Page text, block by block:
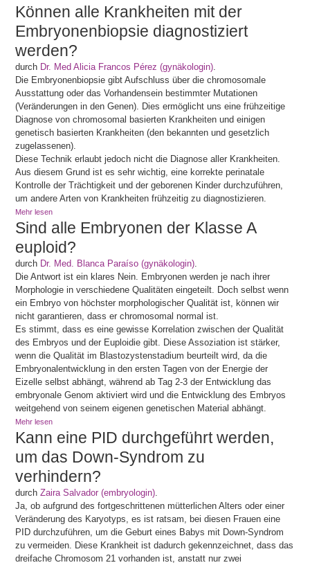
Können alle Krankheiten mit der
Embryonenbiopsie diagnostiziert
werden?
durch Dr. Med Alicia Francos Pérez (gynäkologin)
Die Embryonenbiopsie gibt Aufschluss über die chromosomale
Ausstattung oder das Vorhandensein bestimmter Mutationen
(Veränderungen in den Genen). Dies ermöglicht uns eine frühzeitige
Diagnose von chromosomal basierten Krankheiten und einigen
genetisch basierten Krankheiten (den bekannten und gesetzlich
zugelassenen).
Diese Technik erlaubt jedoch nicht die Diagnose aller Krankheiten.
Aus diesem Grund ist es sehr wichtig, eine korrekte perinatale
Kontrolle der Trächtigkeit und der geborenen Kinder durchzuführen,
um andere Arten von Krankheiten frühzeitig zu diagnostizieren.
Mehr lesen
Sind alle Embryonen der Klasse A
euploid?
durch Dr. Med. Blanca Paraíso (gynäkologin)
Die Antwort ist ein klares Nein. Embryonen werden je nach ihrer
Morphologie in verschiedene Qualitäten eingeteilt. Doch selbst wenn
ein Embryo von höchster morphologischer Qualität ist, können wir
nicht garantieren, dass er chromosomal normal ist.
Es stimmt, dass es eine gewisse Korrelation zwischen der Qualität
des Embryos und der Euploidie gibt. Diese Assoziation ist stärker,
wenn die Qualität im Blastozystenstadium beurteilt wird, da die
Embryonalentwicklung in den ersten Tagen von der Energie der
Eizelle selbst abhängt, während ab Tag 2-3 der Entwicklung das
embryonale Genom aktiviert wird und die Entwicklung des Embryos
weitgehend von seinem eigenen genetischen Material abhängt.
Mehr lesen
Kann eine PID durchgeführt werden,
um das Down-Syndrom zu
verhindern?
durchZaira Salvador (embryologin)
Ja, ob aufgrund des fortgeschrittenen mütterlichen Alters oder einer
Veränderung des Karyotyps, es ist ratsam, bei diesen Frauen eine
PID durchzuführen, um die Geburt eines Babys mit Down-Syndrom
zu vermeiden. Diese Krankheit ist dadurch gekennzeichnet, dass das
dreifache Chromosom 21 vorhanden ist, anstatt nur zwei